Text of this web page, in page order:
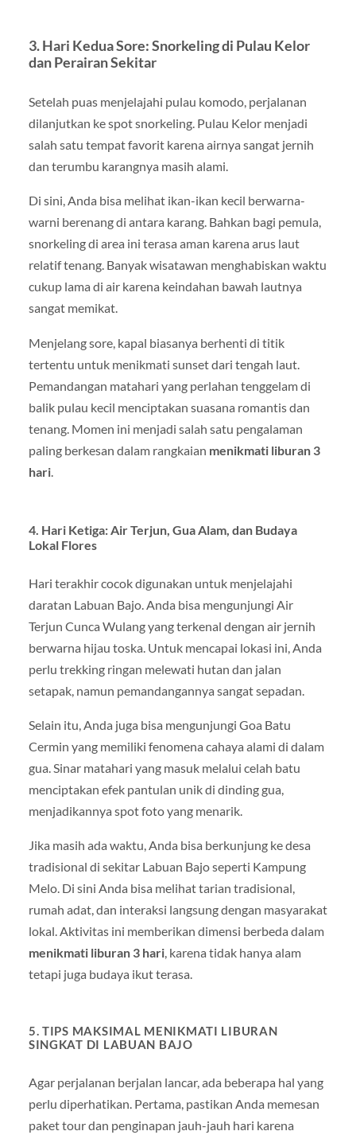
3. Hari Kedua Sore: Snorkeling di Pulau Kelor
dan Perairan Sekitar
Setelah puas menjelajahi pulau komodo, perjalanan
dilanjutkan ke spot snorkeling. Pulau Kelor menjadi
salah satu tempat favorit karena airnya sangat jernih
dan terumbu karangnya masih alami.
Di sini, Anda bisa melihat ikan-ikan kecil berwarna-
warni berenang di antara karang. Bahkan bagi pemula,
snorkeling di area ini terasa aman karena arus laut
relatif tenang. Banyak wisatawan menghabiskan waktu
cukup lama di air karena keindahan bawah lautnya
sangat memikat.
Menjelang sore, kapal biasanya berhenti di titik
tertentu untuk menikmati sunset dari tengah laut.
Pemandangan matahari yang perlahan tenggelam di
balik pulau kecil menciptakan suasana romantis dan
tenang. Momen ini menjadi salah satu pengalaman
paling berkesan dalam rangkaian menikmati liburan 3
hari.
4. Hari Ketiga: Air Terjun, Gua Alam, dan Budaya
Lokal Flores
Hari terakhir cocok digunakan untuk menjelajahi
daratan Labuan Bajo. Anda bisa mengunjungi Air
Terjun Cunca Wulang yang terkenal dengan air jernih
berwarna hijau toska. Untuk mencapai lokasi ini, Anda
perlu trekking ringan melewati hutan dan jalan
setapak, namun pemandangannya sangat sepadan.
Selain itu, Anda juga bisa mengunjungi Goa Batu
Cermin yang memiliki fenomena cahaya alami di dalam
gua. Sinar matahari yang masuk melalui celah batu
menciptakan efek pantulan unik di dinding gua,
menjadikannya spot foto yang menarik.
Jika masih ada waktu, Anda bisa berkunjung ke desa
tradisional di sekitar Labuan Bajo seperti Kampung
Melo. Di sini Anda bisa melihat tarian tradisional,
rumah adat, dan interaksi langsung dengan masyarakat
lokal. Aktivitas ini memberikan dimensi berbeda dalam
menikmati liburan 3 hari, karena tidak hanya alam
tetapi juga budaya ikut terasa.
5. TIPS MAKSIMAL MENIKMATI LIBURAN
SINGKAT DI LABUAN BAJO
Agar perjalanan berjalan lancar, ada beberapa hal yang
perlu diperhatikan. Pertama, pastikan Anda memesan
paket tour dan penginapan jauh-jauh hari karena